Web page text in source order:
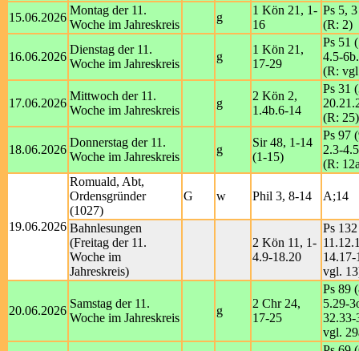
15.06.2026
Montag der 11.
Woche im Jahreskreis
g
1 Kön 21, 1-
16
Ps 5,
(R: 2)
16.06.2026
Dienstag der 11.
Woche im Jahreskreis
g
1 Kön 21,
17-29
Ps 51
4.5-
(R:
17.06.2026
Mittwoch der 11.
Woche im Jahreskreis
g
2 Kön 2,
1.4b.6-14
Ps 31
(R: 25)
18.06.2026
Donnerstag der 11.
Woche im Jahreskreis
g
Sir 48, 1-14
(1-15)
Ps 97
2.3-
(R:
19.06.2026
Romuald, Abt,
Ordensgründer
(1027)
G w Phil 3, 8-14 A;14
Bahnlesungen
(Freitag der 11.
Woche im
Jahreskreis)
2 Kön 11, 1-
4.9-18.20
Ps
vgl.
20.06.2026
Samstag der 11.
Woche im Jahreskreis
g
2 Chr 24,
17-25
Ps 89
5.29-
32.33-
vgl.